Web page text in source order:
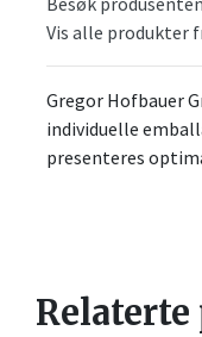
Vis alle produkter
Gregor Hofbauer
individuelle
presenteres